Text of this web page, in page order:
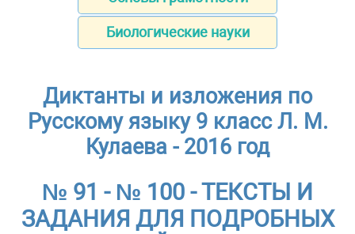
Биологические науки
Диктанты и изложения по
Русскому языку 9 класс Л. М.
Кулаева - 2016 год
№ 91 - № 100 - ТЕКСТЫ И
ЗАДАНИЯ ДЛЯ ПОДРОБНЫХ